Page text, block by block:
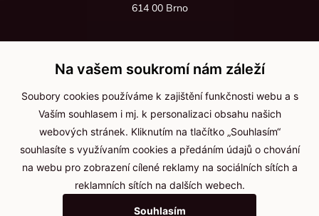
614 00 Brno
+420 736 535 066
Po - pá: 8:00 - 16:00
info@jma-kam.cz
Důležité informace
Ochrana osobních údajů
Cookies
Na vašem soukromí nám záleží
Soubory cookies používáme k zajištění funkčnosti webu a s
Vaším souhlasem i mj. k personalizaci obsahu našich
webových stránek. Kliknutím na tlačítko „Souhlasím“
souhlasíte s využívaním cookies a předáním údajů o chování
na webu pro zobrazení cílené reklamy na sociálních sítích a
reklamních sítích na dalších webech.
Souhlasím